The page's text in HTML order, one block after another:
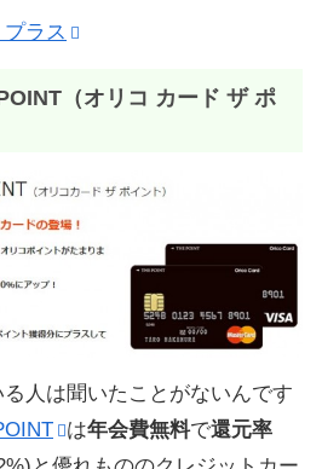
ラス
（オリコ カード ザ ポ
人は聞いたことがないんです
は年会費無料で還元率